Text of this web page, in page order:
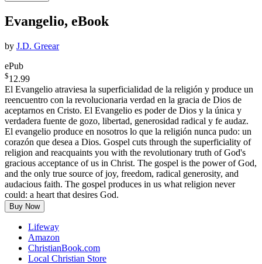
Evangelio, eBook
by J.D. Greear
ePub
$12.99
El Evangelio atraviesa la superficialidad de la religión y produce un
reencuentro con la revolucionaria verdad en la gracia de Dios de
aceptarnos en Cristo. El Evangelio es poder de Dios y la única y
verdadera fuente de gozo, libertad, generosidad radical y fe audaz.
El evangelio produce en nosotros lo que la religión nunca pudo: un
corazón que desea a Dios. Gospel cuts through the superficiality of
religion and reacquaints you with the revolutionary truth of God's
gracious acceptance of us in Christ. The gospel is the power of God,
and the only true source of joy, freedom, radical generosity, and
audacious faith. The gospel produces in us what religion never
could: a heart that desires God.
Buy Now
Lifeway
Amazon
ChristianBook.com
Local Christian Store